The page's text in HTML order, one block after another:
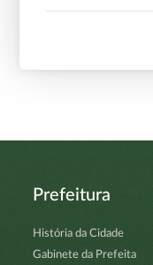
Prefeitura
História da Cidade
Gabinete da Prefeita